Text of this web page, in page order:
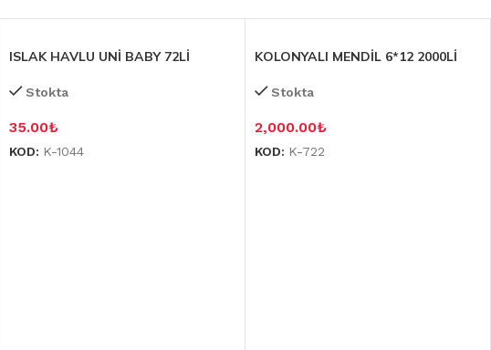
ISLAK HAVLU UNİ BABY 72Lİ
Stokta
35.00₺
KOD: K-1044
KOLONYALI MENDİL 6*12 2000Lİ
Stokta
2,000.00₺
KOD: K-722